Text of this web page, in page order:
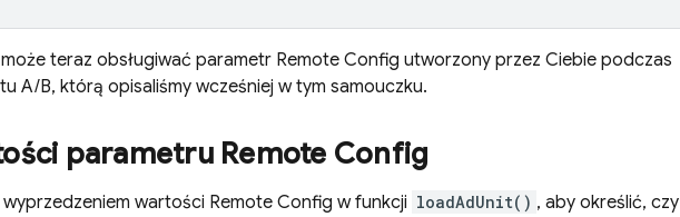
teraz obsługiwać parametr Remote Config utworzony przez Ciebie podczas
A/B, którą opisaliśmy wcześniej w tym samouczku.
parametru Remote Config
wartości Remote Config w funkcji loadAdUnit() , aby określić, czy